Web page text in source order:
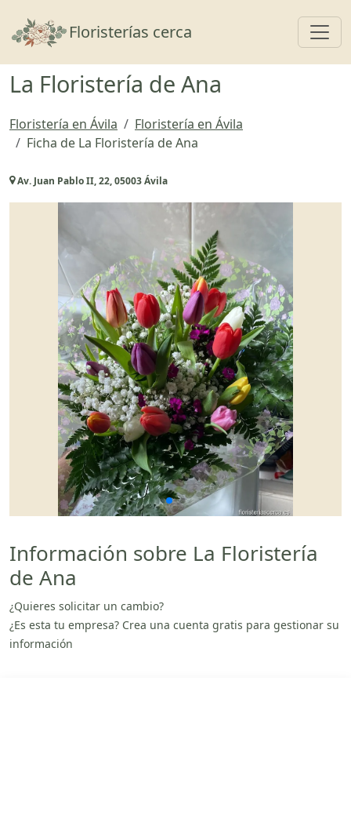
Floristerías cerca
La Floristería de Ana
Floristería en Ávila
Floristería en Ávila
Ficha de La Floristería de Ana
Av. Juan Pablo II, 22, 05003 Ávila
Información sobre La Floristería
de Ana
¿Quieres solicitar un cambio?
¿Es esta tu empresa? Crea una cuenta gratis para gestionar su
información